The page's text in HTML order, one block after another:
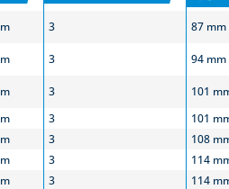
3 87 mm
3 94 mm
3 101
3 101
3 108
3 114
3 114